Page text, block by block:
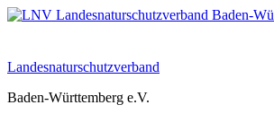
Zum
Landesnaturschutzverband
Baden-Württemberg e.V.